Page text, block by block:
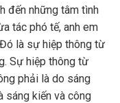
đến những tâm tình
tác phó tế, anh em
là sự hiệp thông từ
Sự hiệp thông từ
phải là do sáng
sáng kiến và công